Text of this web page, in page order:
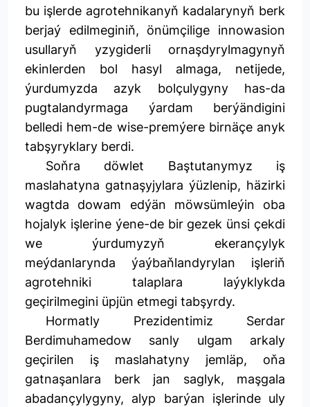
bu işlerde agrotehnikanyň kadalarynyň berk
berjaý edilmeginiň, önümçilige innowasion
usullaryň yzygiderli ornaşdyrylmagynyň
ekinlerden bol hasyl almaga, netijede,
ýurdumyzda azyk bolçulygyny has-da
pugtalandyrmaga ýardam berýändigini
belledi hem-de wise-premýere birnäçe anyk
tabşyryklary berdi.
Soňra döwlet Baştutanymyz iş
maslahatyna gatnaşyjylara ýüzlenip, häzirki
wagtda dowam edýän möwsümleýin oba
hojalyk işlerine ýene-de bir gezek ünsi çekdi
we ýurdumyzyň ekerançylyk
meýdanlarynda ýaýbaňlandyrylan işleriň
agrotehniki talaplara laýyklykda
geçirilmegini üpjün etmegi tabşyrdy.
Hormatly Prezidentimiz Serdar
Berdimuhamedow sanly ulgam arkaly
geçirilen iş maslahatyny jemläp, oňa
gatnaşanlara berk jan saglyk, maşgala
abadançylygyny, alyp barýan işlerinde uly